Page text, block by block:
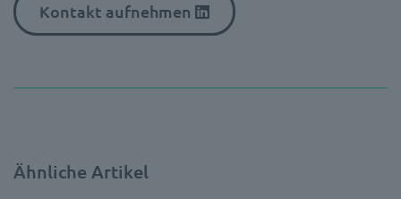
Kontakt aufnehmen
Ähnliche Artikel